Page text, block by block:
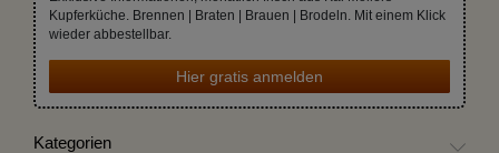
Kupferküche. Brennen | Braten | Brauen | Brodeln. Mit einem Klick
wieder abbestellbar.
Hier gratis anmelden
Kategorien